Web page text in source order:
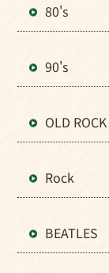
80's
90's
OLD ROCK
Rock
BEATLES